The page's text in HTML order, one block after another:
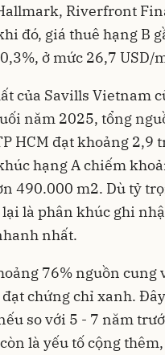
Riverfront
đó, giá thuê hạng B
ở mức 26,7 USD/
của Savills Vietnam
năm 2025, tổng
HCM đạt khoảng 2,9
hạng A chiếm
490.000 m2. Dù tỷ
là phân khúc ghi
nhất.
76% nguồn cung
chứng chỉ xanh.
so với 5 - 7 năm
là yếu tố cộng